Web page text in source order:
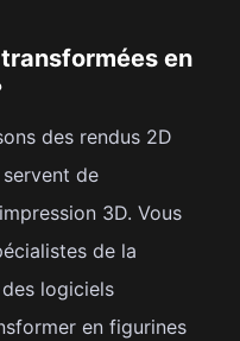
en
des rendus 2D
de
3D. Vous
de la
logiciels
en figurines